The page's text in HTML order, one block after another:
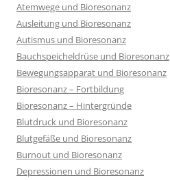
Atemwege und Bioresonanz
Ausleitung und Bioresonanz
Autismus und Bioresonanz
Bauchspeicheldrüse und Bioresonanz
Bewegungsapparat und Bioresonanz
Bioresonanz – Fortbildung
Bioresonanz – Hintergründe
Blutdruck und Bioresonanz
Blutgefäße und Bioresonanz
Burnout und Bioresonanz
Depressionen und Bioresonanz